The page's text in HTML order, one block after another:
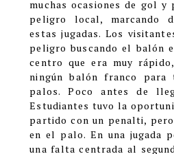
muchas ocasiones de gol
peligro local, marcando
estas jugadas. Los
peligro buscando el balón
centro que era muy
ningún balón franco
palos. Poco antes de
Estudiantes tuvo la
partido con un penalti,
en el palo. En una jugada
una falta centrada al